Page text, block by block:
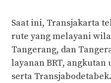
Saat ini, Transjakarta
rute yang melayani
Tangerang, dan
layanan BRT,
serta